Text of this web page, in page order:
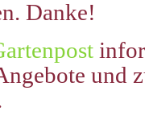
Danke!
und